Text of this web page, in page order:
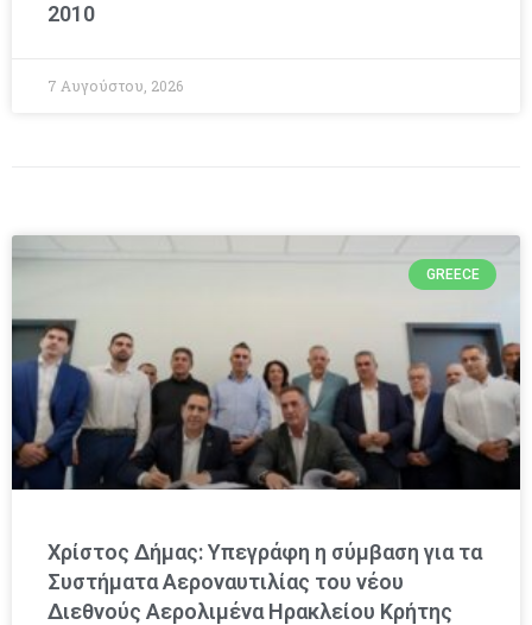
2010
7 Αυγούστου, 2026
GREECE
Χρίστος Δήμας: Υπεγράφη η σύμβαση για τα
Συστήματα Αεροναυτιλίας του νέου
Διεθνούς Αερολιμένα Ηρακλείου Κρήτης